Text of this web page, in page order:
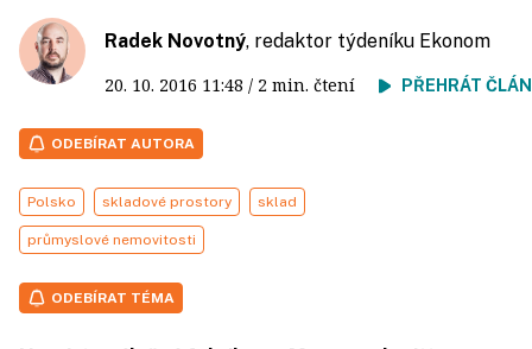
Radek Novotný, redaktor týdeníku Ekonom
20. 10. 2016 11:48 / 2 min. čtení PŘEHRÁT
ODEBÍRAT AUTORA
Polsko skladové prostory sklad
průmyslové nemovitosti
ODEBÍRAT TÉMA